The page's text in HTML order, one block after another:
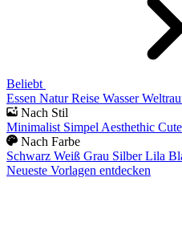
Beliebt
Essen Natur Reise Wasser
Nach Stil
Minimalist Simpel Aesthethic Cute
Nach Farbe
Schwarz Weiß Grau Silber Lila
Neueste Vorlagen entdecken